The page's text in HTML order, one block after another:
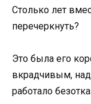
Столько лет
перечеркнуть?
Это была его
вкрадчивым,
работало